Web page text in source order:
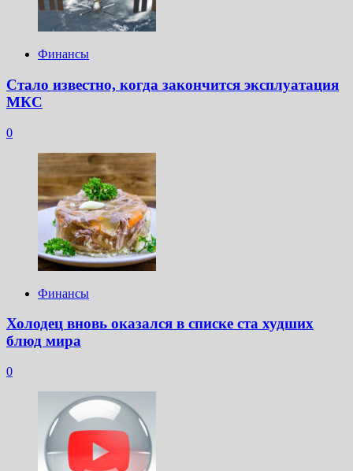
Финансы
Стало известно, когда закончится эксплуатация
МКС
0
Финансы
Холодец вновь оказался в списке ста худших
блюд мира
0